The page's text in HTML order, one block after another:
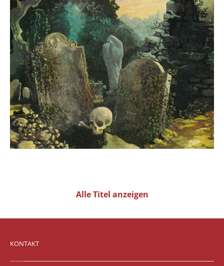
Alle Titel anzeigen
KONTAKT